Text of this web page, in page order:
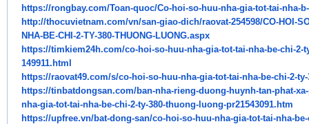
https://rongbay.com/Toan-quoc/Co-hoi-so-huu-nha-gia-tot-tai-nha-
http://thocuvietnam.com/vn/san-giao-dich/raovat-254598/CO-HOI-
NHA-BE-CHI-2-TY-380-THUONG-LUONG.aspx
https://timkiem24h.com/co-hoi-so-huu-nha-gia-tot-tai-nha-be-chi-2-
149911.html
https://raovat49.com/s/co-hoi-so-huu-nha-gia-tot-tai-nha-be-chi-2-
https://tinbatdongsan.com/ban-nha-rieng-duong-huynh-tan-phat-
nha-gia-tot-tai-nha-be-chi-2-ty-380-thuong-luong-pr21543091.htm
https://upfree.vn/bat-dong-san/co-hoi-so-huu-nha-gia-tot-tai-nha-